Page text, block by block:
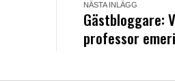
NÄSTA INLÄGG
Gästbloggare:
professor